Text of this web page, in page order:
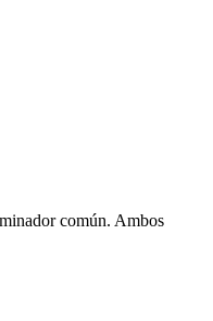
común. Ambos